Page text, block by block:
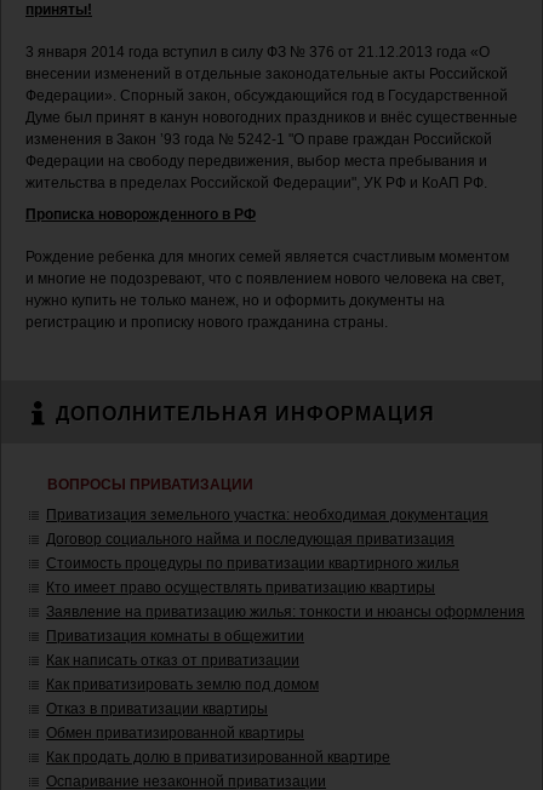
приняты!
3 января 2014 года вступил в силу ФЗ № 376 от 21.12.2013 года «О
внесении изменений в отдельные законодательные акты Российской
Федерации». Спорный закон, обсуждающийся год в Государственной
Думе был принят в канун новогодних праздников и внёс существенные
изменения в Закон ’93 года № 5242-1 "О праве граждан Российской
Федерации на свободу передвижения, выбор места пребывания и
жительства в пределах Российской Федерации", УК РФ и КоАП РФ.
Прописка новорожденного в РФ
Рождение ребенка для многих семей является счастливым моментом
и многие не подозревают, что с появлением нового человека на свет,
нужно купить не только манеж, но и оформить документы на
регистрацию и прописку нового гражданина страны.
ДОПОЛНИТЕЛЬНАЯ ИНФОРМАЦИЯ
ВОПРОСЫ ПРИВАТИЗАЦИИ
Приватизация земельного участка: необходимая документация
Договор социального найма и последующая приватизация
Стоимость процедуры по приватизации квартирного жилья
Кто имеет право осуществлять приватизацию квартиры
Заявление на приватизацию жилья: тонкости и нюансы оформления
Приватизация комнаты в общежитии
Как написать отказ от приватизации
Как приватизировать землю под домом
Отказ в приватизации квартиры
Обмен приватизированной квартиры
Как продать долю в приватизированной квартире
Оспаривание незаконной приватизации